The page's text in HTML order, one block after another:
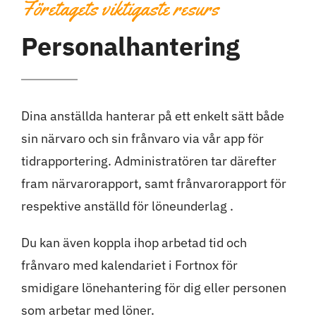
Företagets viktigaste resurs
Personalhantering
Dina anställda hanterar på ett enkelt sätt både
sin närvaro och sin frånvaro via vår app för
tidrapportering. Administratören tar därefter
fram närvarorapport, samt frånvarorapport för
respektive anställd för löneunderlag .
Du kan även koppla ihop arbetad tid och
frånvaro med kalendariet i Fortnox för
smidigare lönehantering för dig eller personen
som arbetar med löner.